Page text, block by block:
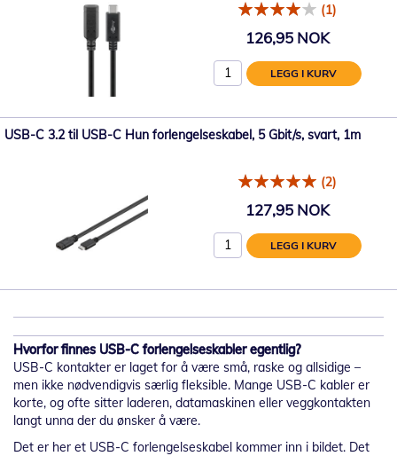
(1)
126,95 NOK
LEGG I KURV
USB-C 3.2 til USB-C Hun forlengelseskabel, 5 Gbit/s, svart, 1m
(2)
127,95 NOK
LEGG I KURV
Hvorfor finnes USB-C forlengelseskabler egentlig?
USB-C kontakter er laget for å være små, raske og allsidige –
men ikke nødvendigvis særlig fleksible. Mange USB-C kabler er
korte, og ofte sitter laderen, datamaskinen eller veggkontakten
langt unna der du ønsker å være.
Det er her et USB-C forlengelseskabel kommer inn i bildet. Det